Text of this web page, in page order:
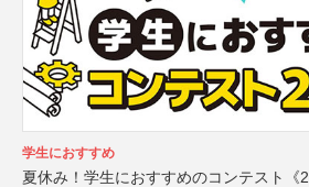
学生におすすめ
夏休み！学生におすすめのコンテスト《